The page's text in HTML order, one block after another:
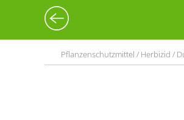
Pflanzenschutzmittel / Herbizid /